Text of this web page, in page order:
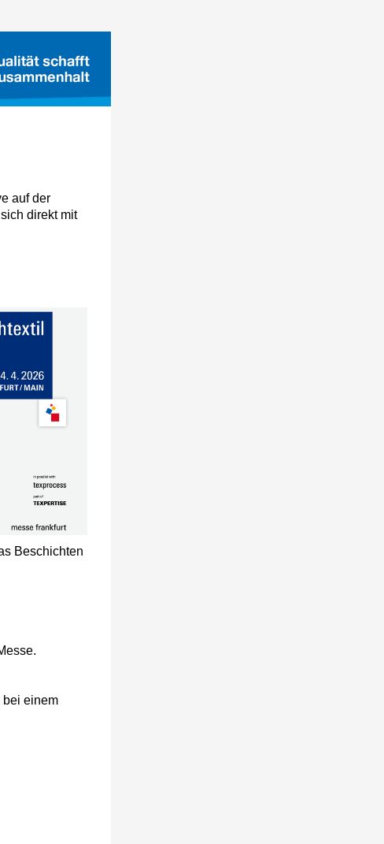
auf der
direkt mit
Beschichten
bei einem